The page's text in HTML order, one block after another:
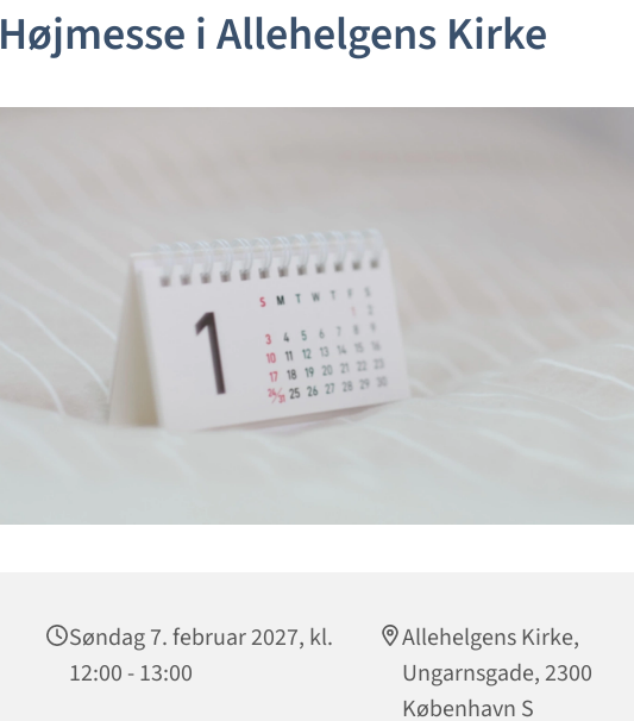
Højmesse i Allehelgens Kirke
Søndag 7. februar 2027, kl.
12:00 - 13:00
Allehelgens Kirke,
Ungarnsgade, 2300
København S